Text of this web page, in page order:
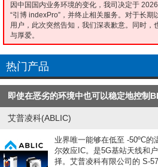
因中国国内业务环境的变化，我司决定于
“引博 indexPro”，并终止相关服务。对于长
用户，此次突然告知，我们深表歉意。同时，
与厚爱。
热门产品
即使在恶劣的环境中也可以稳定地控制
艾普凌科(ABLIC)
业界唯一能够在低至 -50ºC
尔效应IC。是5G基站天线和
择。艾普凌科有限公司的 S-